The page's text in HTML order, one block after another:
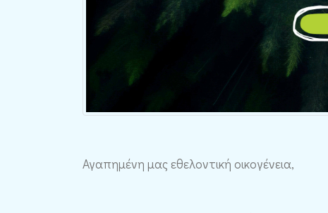
Αγαπημένη μας εθελοντική οικογένεια,